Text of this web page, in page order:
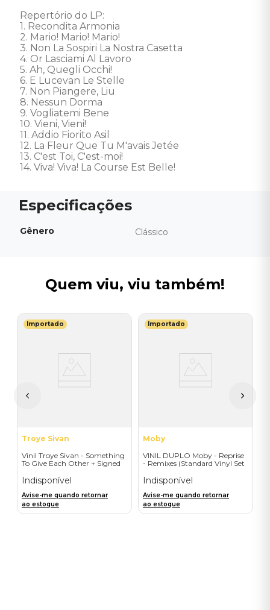
Repertório do LP:
1. Recondita Armonia
2. Mario! Mario! Mario!
3. Non La Sospiri La Nostra Casetta
4. Or Lasciami Al Lavoro
5. Ah, Quegli Occhi!
6. E Lucevan Le Stelle
7. Non Piangere, Liu
8. Nessun Dorma
9. Vogliatemi Bene
10. Vieni, Vieni!
11. Addio Fiorito Asil
12. La Fleur Que Tu M'avais Jetée
13. C'est Toi, C'est-moi!
14. Viva! Viva! La Course Est Belle!
Gênero Clássico
Quem viu, viu também!
Importado
Troye Sivan
Vinil Troye Sivan - Something
To Give Each Other + Signed
Indisponível
Avise-me quando retornar
ao estoque
Importado
Moby
VINIL DUPLO Moby - Reprise
- Remixes (Standard Vinyl Set
Indisponível
Avise-me quando retornar
ao estoque